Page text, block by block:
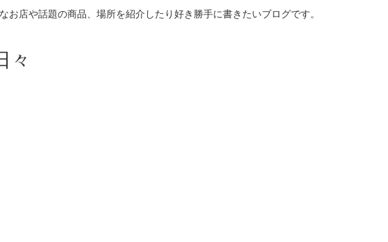
店や話題の商品、場所を紹介したり好き勝手に書きたいブログです。
々